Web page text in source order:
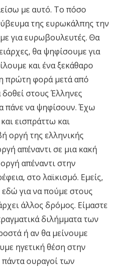
με αυτό. Το πόσο
της ευρωκάλπης την
για ευρωβουλευτές. Θα
θα ψηφίσουμε για
και ένα ξεκάθαρο
πρώτη φορά μετά από
στους Έλληνες
πάνε να ψηφίσουν. Έχω
εισπράττω και
οργή της ελληνικής
απέναντι σε μια κακή
απέναντι στην
στο λαϊκισμό. Εμείς,
εδώ για να πούμε στους
άλλος δρόμος. Είμαστε
διλήμματα των
ή αν θα μείνουμε
ηγετική θέση στην
ουραγοί των